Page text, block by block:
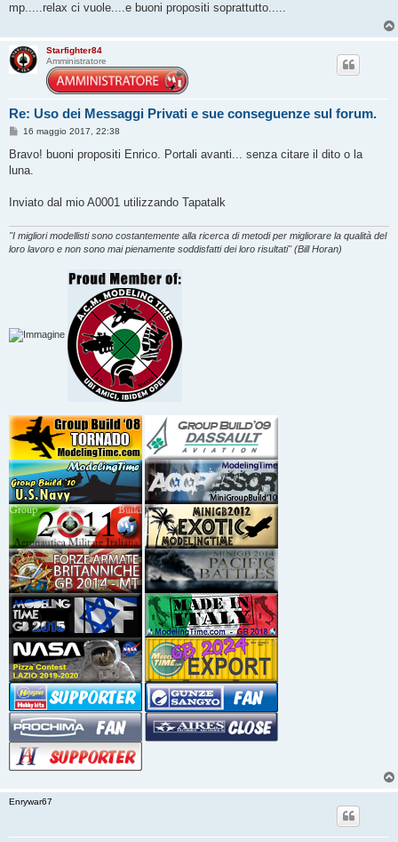
a
o
mp.....relax ci vuole....e buoni propositi soprattutto.....
Starfighter84
Amministratore
Re: Uso dei Messaggi Privati e sue conseguenze sul forum.
M
s
a
i
16 maggio 2017, 22:38
Bravo! buoni propositi Enrico. Portali avanti... senza citare il dito o la
luna.
Inviato dal mio A0001 utilizzando Tapatalk
"I migliori modellisti sono costantemente alla ricerca di metodi per migliorare la qualità del
loro lavoro e non sono mai pienamente soddisfatti dei loro risultati" (Bill Horan)
Enrywar67